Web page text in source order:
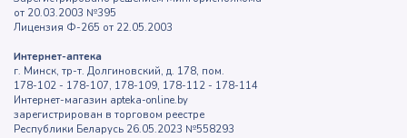
от 20.03.2003 №395
Лицензия Ф-265 от 22.05.2003
Интернет-аптека
г. Минск, тр-т. Долгиновский, д. 178, пом.
178-102 - 178-107, 178-109, 178-112 - 178-114
Интернет-магазин apteka-online.by
зарегистрирован в торговом реестре
Республики Беларусь 26.05.2023 №558293